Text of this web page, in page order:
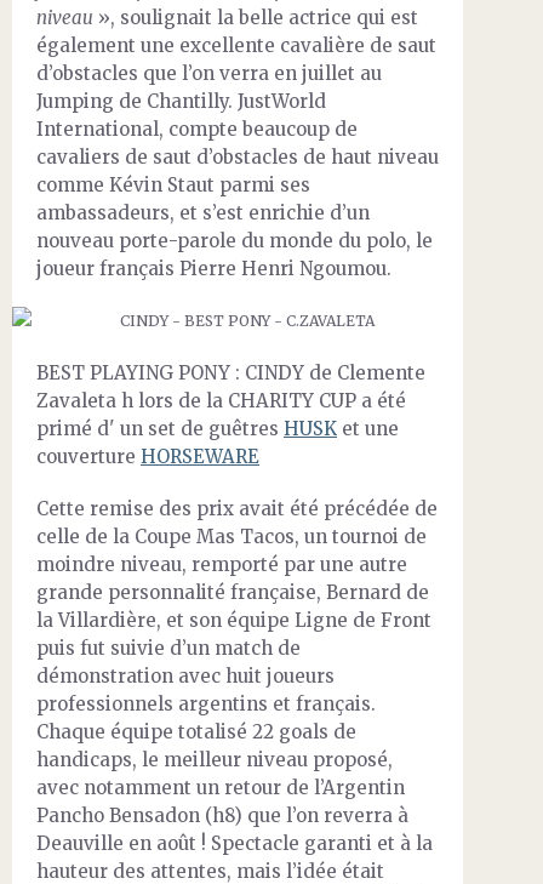
niveau », soulignait la belle actrice qui est
également une excellente cavalière de saut
d’obstacles que l’on verra en juillet au
Jumping de Chantilly. JustWorld
International, compte beaucoup de
cavaliers de saut d’obstacles de haut niveau
comme Kévin Staut parmi ses
ambassadeurs, et s’est enrichie d’un
nouveau porte-parole du monde du polo, le
joueur français Pierre Henri Ngoumou.
BEST PLAYING PONY : CINDY de Clemente
Zavaleta h lors de la CHARITY CUP a été
primé d' un set de guêtres HUSK et une
couverture HORSEWARE
Cette remise des prix avait été précédée de
celle de la Coupe Mas Tacos, un tournoi de
moindre niveau, remporté par une autre
grande personnalité française, Bernard de
la Villardière, et son équipe Ligne de Front
puis fut suivie d’un match de
démonstration avec huit joueurs
professionnels argentins et français.
Chaque équipe totalisé 22 goals de
handicaps, le meilleur niveau proposé,
avec notamment un retour de l’Argentin
Pancho Bensadon (h8) que l’on reverra à
Deauville en août ! Spectacle garanti et à la
hauteur des attentes, mais l’idée était